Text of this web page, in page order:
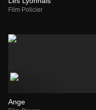
Film Policier
Ange